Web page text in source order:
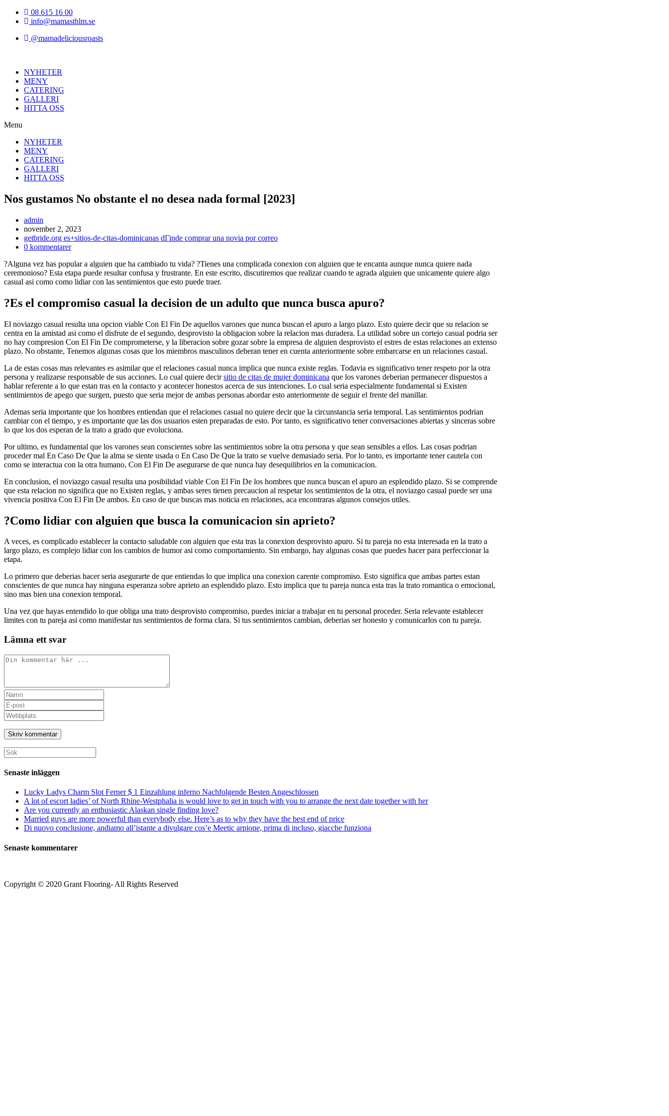
Hoppa
08 615 16 00
info@mamasthlm.se
@mamadeliciousroasts
NYHETER
MENY
CATERING
GALLERI
HITTA OSS
Menu
NYHETER
MENY
CATERING
GALLERI
HITTA OSS
Nos gustamos No obstante el no desea nada formal [2023]
Inläggsförfattare:
admin
Inlägget
publicerat:
november 2, 2023
Inläggskategori:
getbride.org es+sitios-de-citas-dominicanas dГіnde comprar una novia por correo
Kommentarer
inlägget:
0 kommentarer
?Alguna vez has popular a alguien que ha cambiado tu vida? ?Tienes una complicada conexion con alguien que te encanta aunque nunca quiere nada
ceremonioso? Esta etapa puede resultar confusa y frustrante. En este escrito, discutiremos que realizar cuando te agrada alguien que unicamente quiere algo
casual asi­ como como lidiar con las sentimientos que esto puede traer.
?Es el compromiso casual la decision de un adulto que nunca busca apuro?
El noviazgo casual resulta una opcion viable Con El Fin De aquellos varones que nunca buscan el apuro a largo plazo. Esto quiere decir que su relacion se
centra en la amistad asi­ como el disfrute de el segundo, desprovisto la obligacion sobre la relacion mas duradera. La utilidad sobre un cortejo casual podri­a ser
no hay compresion Con El Fin De comprometerse, y la liberacion sobre gozar sobre la empresa de alguien desprovisto el estres de estas relaciones an extenso
plazo. No obstante, Tenemos algunas cosas que los miembros masculinos deberan tener en cuenta anteriormente sobre embarcarse en un relaciones casual.
La de estas cosas mas relevantes es asimilar que el relaciones casual nunca implica que nunca existe reglas. Todavia es significativo tener respeto por la otra
persona y realizarse responsable de sus acciones. Lo cual quiere decirsitio de citas de mujer dominicana que los varones deberi­an permanecer dispuestos a
hablar referente a lo que estan tras en la contacto y acontecer honestos acerca de sus intenciones. Lo cual seri­a especialmente fundamental si Existen
sentimientos de apego que surgen, puesto que seri­a mejor de ambas personas abordar esto anteriormente de seguir el frente del manillar.
Ademas seri­a importante que los hombres entiendan que el relaciones casual no quiere decir que la circunstancia seri­a temporal. Las sentimientos podri­an
cambiar con el tiempo, y es importante que las dos usuarios esten preparadas de esto. Por tanto, es significativo tener conversaciones abiertas y sinceras sobre
lo que los dos esperan de la trato a grado que evoluciona.
Por ultimo, es fundamental que los varones sean conscientes sobre las sentimientos sobre la otra persona y que sean sensibles a ellos. Las cosas podri­an
proceder mal En Caso De Que la alma se siente usada o En Caso De Que la trato se vuelve demasiado seria. Por lo tanto, es importante tener cautela con
como se interactua con la otra humano, Con El Fin De asegurarse de que nunca hay desequilibrios en la comunicacion.
En conclusion, el noviazgo casual resulta una posibilidad viable Con El Fin De los hombres que nunca buscan el apuro an esplendido plazo. Si se comprende
que esta relacion no significa que no Existen reglas, y ambas seres tienen precaucion al respetar los sentimientos de la otra, el noviazgo casual puede ser una
vivencia positiva Con El Fin De ambos. En caso de que buscas mas noticia en relaciones, aca encontraras algunos consejos utiles.
?Como lidiar con alguien que busca la comunicacion sin aprieto?
A veces, es complicado establecer la contacto saludable con alguien que esta tras la conexion desprovisto apuro. Si tu pareja no esta interesada en la trato a
largo plazo, es complejo lidiar con los cambios de humor asi­ como comportamiento. Sin embargo, hay algunas cosas que puedes hacer para perfeccionar la
etapa.
Lo primero que deberias hacer seri­a asegurarte de que entiendas lo que implica una conexion carente compromiso. Esto significa que ambas partes estan
conscientes de que nunca hay ninguna esperanza sobre aprieto an esplendido plazo. Esto implica que tu pareja nunca esta tras la trato romantica o emocional,
sino mas bien una conexion temporal.
Una vez que hayas entendido lo que obliga una trato desprovisto compromiso, puedes iniciar a trabajar en tu personal proceder. Seri­a relevante establecer
limites con tu pareja asi­ como manifestar tus sentimientos de forma clara. Si tus sentimientos cambian, deberias ser honesto y comunicarlos con tu pareja.
Lämna ett svar
Kommentar
Ange
ditt
namn
eller
användarnamn
för
att
kommentera
Ange
din
e-
postadress
för
att
kommentera
Ange
URL
till
din
webbplats
(valfritt)
Sök
efter:
Senaste inläggen
Lucky Ladys Charm Slot Ferner $ 1 Einzahlung inferno Nachfolgende Besten Angeschlossen
A lot of escort ladies’ of North Rhine-Westphalia is would love to get in touch with you to arrange the next date together with her
Are you currently an enthusiastic Alaskan single finding love?
Married guys are more powerful than everybody else. Here’s as to why they have the best end of price
Di nuovo conclusione, andiamo all’istante a divulgare cos’e Meetic arpione, prima di incluso, giacche funziona
Senaste kommentarer
Copyright © 2020 Grant Flooring- All Rights Reserved